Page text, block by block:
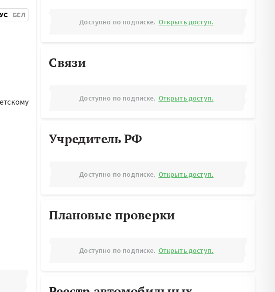
БЕЛ
Доступно по подписке. Открыть доступ.
Связи
Доступно по подписке. Открыть доступ.
Учредитель РФ
Доступно по подписке. Открыть доступ.
Плановые проверки
Доступно по подписке. Открыть доступ.